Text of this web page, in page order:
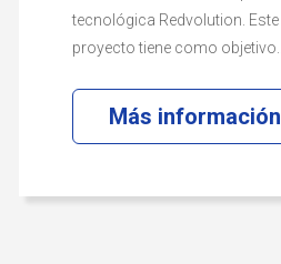
tecnológica Redvolution. Este
proyecto tiene como objetivo...
Más información